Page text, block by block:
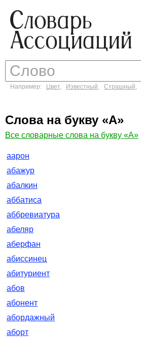
Например: Цвет, Известный, Страшный,
Слова на букву «А»
Все словарные слова на букву «А»
аарон
абажур
абалкин
аббатиса
аббревиатура
абеляр
аберфан
абиссинец
абитуриент
абов
абонент
абордажный
аборт